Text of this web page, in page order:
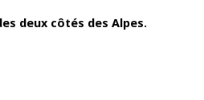
deux côtés des Alpes.